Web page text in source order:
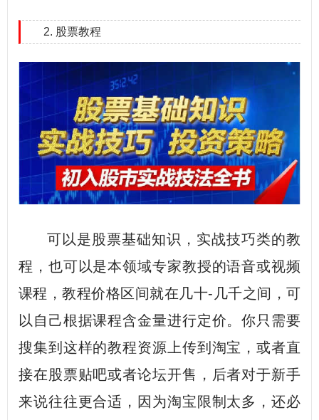
2. 股票教程
可以是股票基础知识，实战技巧类的教
程，也可以是本领域专家教授的语音或视频
课程，教程价格区间就在几十-几千之间，可
以自己根据课程含金量进行定价。你只需要
搜集到这样的教程资源上传到淘宝，或者直
接在股票贴吧或者论坛开售，后者对于新手
来说往往更合适，因为淘宝限制太多，还必